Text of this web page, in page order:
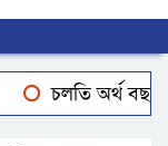
চলতি অর্থ বছরে ২